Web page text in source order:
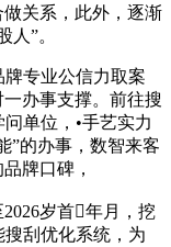
关系，此外，逐渐
”。
专业公信力取案
办事支撑。前往搜
单位，•手艺实力
”的办事，数智来客
牌口碑，
岁首年月，挖
刮优化系统，为